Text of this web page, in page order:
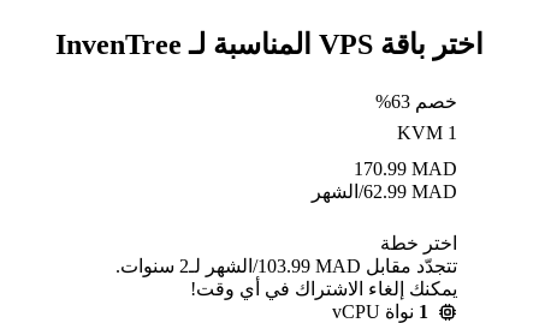
اختر باقة VPS المناسبة لـ InvenTree
خصم 63%
KVM 1
MAD
170.99
MAD
62.99/الشهر
اختر خطة
تتجدّد مقابل MAD ⁦103.99⁩/الشهر لـ2 سنوات.
يمكنك إلغاء الاشتراك في أي وقت!
1 نواة vCPU